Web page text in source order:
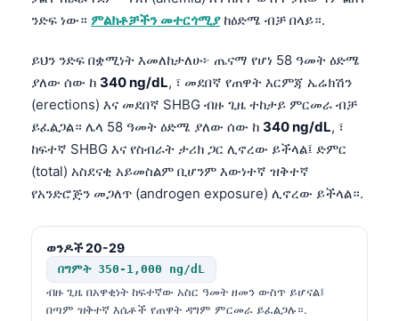
ንድፍ ነው። ምልክቶቻችን መተርጎሚያከዕድሜ ብቻ በላይ።.
ይህን ንድፍ በቋሚነት እመለከታለሁ፦ ጤናማ የሆነ 58 ዓመት ዕድሜ
ያለው ሰው ከ 340 ng/dL, ፣ መደበኛ የጠዋት እርምጃ ኤሬክሽን
(erections) እና መደበኛ SHBG ብዙ ጊዜ ተከታይ ምርመራ ብቻ
ይፈልጋል። ሌላ 58 ዓመት ዕድሜ ያለው ሰው ከ 340 ng/dL, ፣
ከፍተኛ SHBG እና የስብራት ታሪክ ጋር ሊኖረው ይችላል፤ ድምር
(total) አስደናቂ አይመስልም ቢሆንም እውነተኛ ዝቅተኛ
የአንድሮጅን መጋለጥ (androgen exposure) ሊኖረው ይችላል።.
ወንዶች 20-29
በግምት 350-1,000 ng/dL
ብዙ ጊዜ በአዋቂነት ከፍተኛው አስር ዓመት ዘመን ውስጥ ይሆናል፤
በጣም ዝቅተኛ እሴቶች የጠዋት ዳግም ምርመራ ይፈልጋሉ።.